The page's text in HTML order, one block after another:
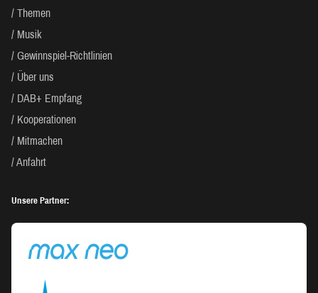
Themen
Musik
Gewinnspiel-Richtlinien
Über uns
DAB+ Empfang
Kooperationen
Mitmachen
Anfahrt
Unsere Partner: